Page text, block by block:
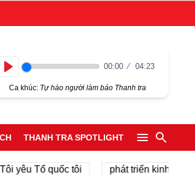
00:00 04:23
Ca khúc: Tự hào người làm báo Thanh tra
THANH TRA SPOTLIGHT
Tổ quốc tôi phát triển kinh tế tư nhân